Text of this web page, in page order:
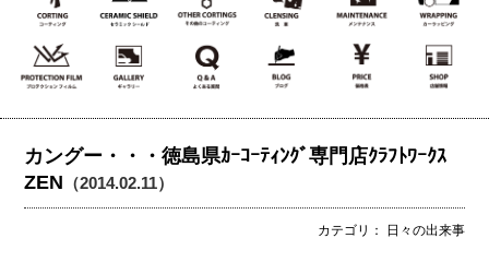
カングー・・・徳島県ｶｰｺｰﾃｨﾝｸﾞ専門店ｸﾗﾌﾄﾜｰｸｽ
ZEN （2014.02.11）
カテゴリ： 日々の出来事